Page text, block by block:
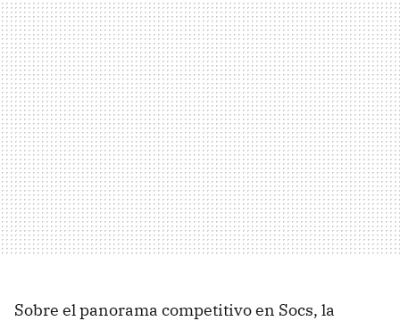
Sobre el panorama competitivo en Socs, la